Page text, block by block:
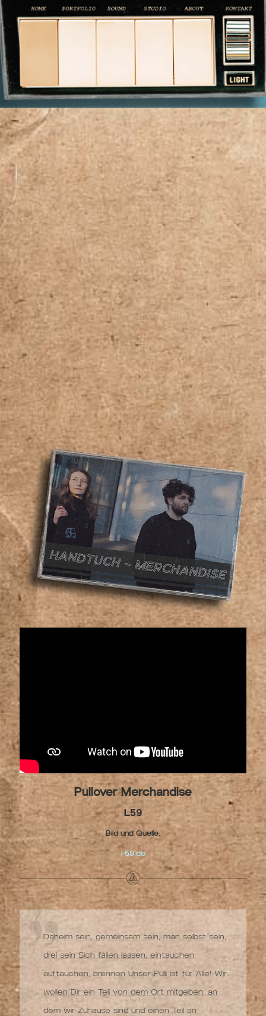
Pullover Merchandise
L59
Bild und Quelle:
l-59.de
Daheim sein, gemeinsam sein, man selbst sein,
drei sein Sich fallen lassen, eintauchen,
auftauchen, brennen Unser Pulli ist für Alle! Wir
wollen Dir ein Teil von dem Ort mitgeben, an
dem wir Zuhause sind und einen Teil an